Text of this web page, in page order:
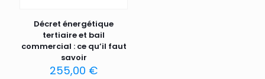
Décret énergétique
tertiaire et bail
commercial : ce qu’il faut
savoir
255,00 €